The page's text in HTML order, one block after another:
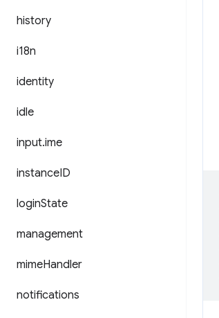
history
i18n
identity
idle
input.ime
instanceID
loginState
management
mimeHandler
notifications